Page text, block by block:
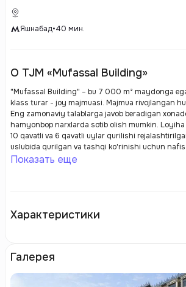
Яшнабад•40 мин.
О TJM «Mufassal Building»
"Mufassal Building" – bu 7 000 m² maydonga
klass turar - joy majmuasi. Majmua rivojlangan
Eng zamonaviy talablarga javob beradigan
hamyonbop narxlarda sotib olish mumkin.
10 qavatli va 6 qavatli uylar qurilishi
uslubida qurilgan va tashqi ko'rinishi uchun
foydalanilgan. Hovlida yoz kunlarida ochiq
Показать еще
Характеристики
Галерея